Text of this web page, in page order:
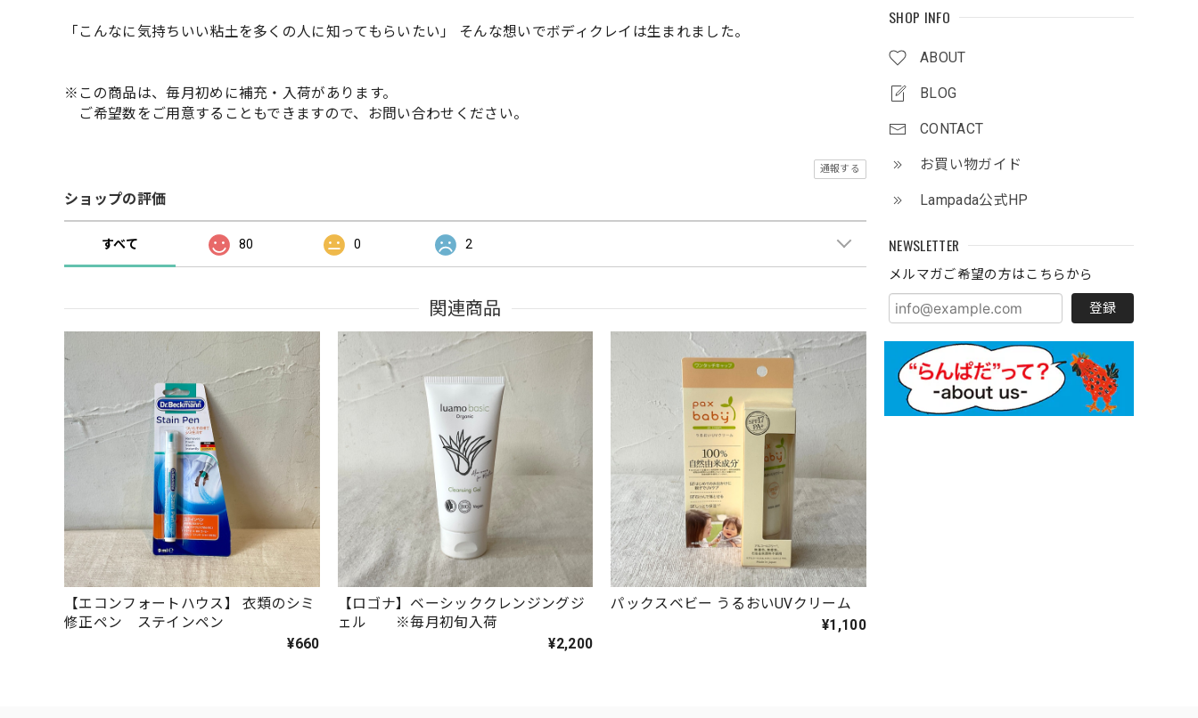
SHOP INFO
ABOUT
BLOG
CONTACT
お買い物ガイド
Lampada公式HP
NEWSLETTER
メルマガご希望の方はこちらから
登録
「こんなに気持ちいい粘土を多くの人に知ってもらいたい」 そんな想いでボディクレイは生まれました。
※この商品は、毎月初めに補充・入荷があります。
ご希望数をご用意することもできますので、お問い合わせください。
通報する
ショップの評価
すべて 80 0 2
関連商品
【エコンフォートハウス】 衣類のシミ
修正ペン ステインペン
¥660
【ロゴナ】ベーシッククレンジングジ
ェル ※毎月初旬入荷
¥2,200
パックスベビー うるおいUVクリーム
¥1,100